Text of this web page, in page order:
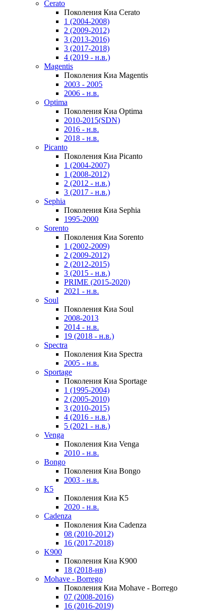
Cerato
Поколения Киа Cerato
1 (2004-2008)
2 (2009-2012)
3 (2013-2016)
3 (2017-2018)
4 (2019 - н.в.)
Magentis
Поколения Киа Magentis
2003 - 2005
2006 - н.в.
Optima
Поколения Киа Optima
2010-2015(SDN)
2016 - н.в.
2018 - н.в.
Picanto
Поколения Киа Picanto
1 (2004-2007)
1 (2008-2012)
2 (2012 - н.в.)
3 (2017 - н.в.)
Sephia
Поколения Киа Sephia
1995-2000
Sorento
Поколения Киа Sorento
1 (2002-2009)
2 (2009-2012)
2 (2012-2015)
3 (2015 - н.в.)
PRIME (2015-2020)
2021 - н.в.
Soul
Поколения Киа Soul
2008-2013
2014 - н.в.
19 (2018 - н.в.)
Spectra
Поколения Киа Spectra
2005 - н.в.
Sportage
Поколения Киа Sportage
1 (1995-2004)
2 (2005-2010)
3 (2010-2015)
4 (2016 - н.в.)
5 (2021 - н.в.)
Venga
Поколения Киа Venga
2010 - н.в.
Bongo
Поколения Киа Bongo
2003 - н.в.
К5
Поколения Киа К5
2020 - н.в.
Cadenza
Поколения Киа Cadenza
08 (2010-2012)
16 (2017-2018)
K900
Поколения Киа K900
18 (2018-нв)
Mohave - Borrego
Поколения Киа Mohave - Borrego
07 (2008-2016)
16 (2016-2019)